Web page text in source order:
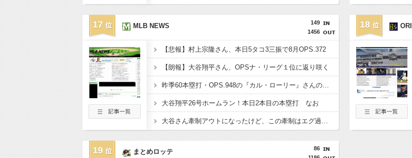
17
149
1456
MLB NEWS
【悲報】村上宗隆さん、本日5タコ3三振で8月OPS.372
【朗報】大谷翔平さん、OPSナ・リーグ１位に返り咲く
昨季60本塁打・OPS.948の『カル・ローリー』さんの今季の成績
大谷翔平26号ホームラン！本日2本目の本塁打 なお
大谷さん牽制アウトになったけど、この牽制はエグ過ぎる
18
19
86
まとめロッテ